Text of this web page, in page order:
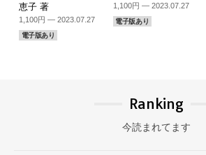
恵子 著
1,100円 — 2023.07.27
電子版あり
1,100円 — 2023.07.27
電子版あり
Ranking
今読まれてます